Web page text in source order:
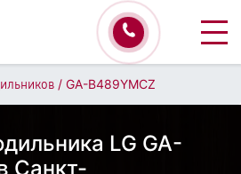
/ GA-B489YMCZ
LG GA-
Санкт-